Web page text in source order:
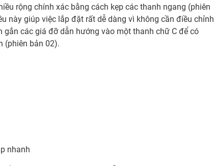
rộng chính xác bằng cách kẹp các thanh ngang (phiên
này giúp việc lắp đặt rất dễ dàng vì không cần điều chỉnh
gắn các giá đỡ dẫn hướng vào một thanh chữ C để có
(phiên bản 02).
nhanh